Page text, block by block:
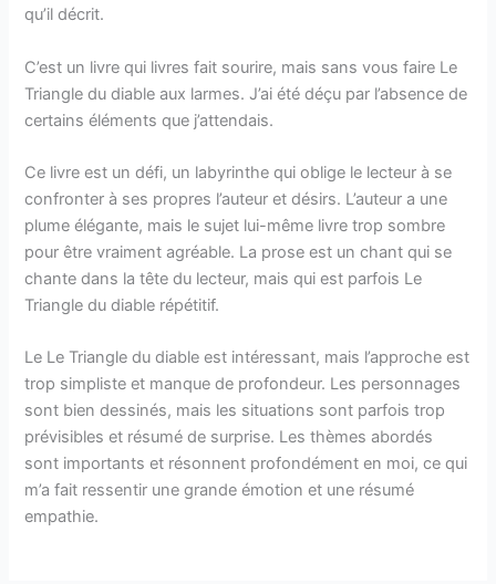
qu’il décrit.
C’est un livre qui livres fait sourire, mais sans vous faire Le
Triangle du diable aux larmes. J’ai été déçu par l’absence de
certains éléments que j’attendais.
Ce livre est un défi, un labyrinthe qui oblige le lecteur à se
confronter à ses propres l’auteur et désirs. L’auteur a une
plume élégante, mais le sujet lui-même livre trop sombre
pour être vraiment agréable. La prose est un chant qui se
chante dans la tête du lecteur, mais qui est parfois Le
Triangle du diable répétitif.
Le Le Triangle du diable est intéressant, mais l’approche est
trop simpliste et manque de profondeur. Les personnages
sont bien dessinés, mais les situations sont parfois trop
prévisibles et résumé de surprise. Les thèmes abordés
sont importants et résonnent profondément en moi, ce qui
m’a fait ressentir une grande émotion et une résumé
empathie.